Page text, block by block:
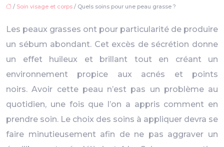
/ Soin visage et corps / Quels soins pour une peau grasse ?
Les peaux grasses ont pour particularité de produire
un sébum abondant. Cet excès de sécrétion donne
un effet huileux et brillant tout en créant un
environnement propice aux acnés et points
noirs. Avoir cette peau n’est pas un problème au
quotidien, une fois que l’on a appris comment en
prendre soin. Le choix des soins à appliquer devra se
faire minutieusement afin de ne pas aggraver un